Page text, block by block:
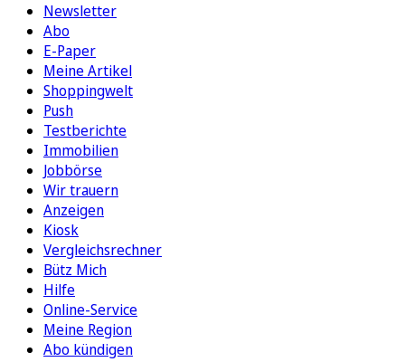
Newsletter
Abo
E-Paper
Meine Artikel
Shoppingwelt
Push
Testberichte
Immobilien
Jobbörse
Wir trauern
Anzeigen
Kiosk
Vergleichsrechner
Bütz Mich
Hilfe
Online-Service
Meine Region
Abo kündigen